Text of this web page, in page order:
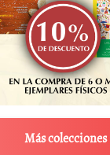
Más colecciones